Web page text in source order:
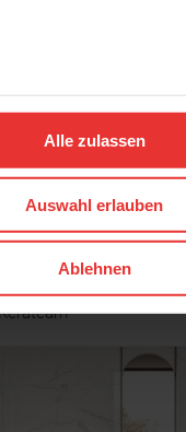
Alle zulassen
Auswahl erlauben
Ablehnen
40 x 120 cm